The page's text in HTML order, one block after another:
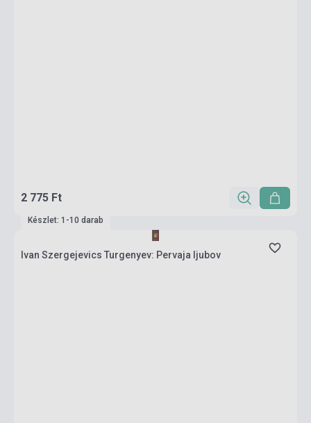
2 775 Ft
Készlet: 1-10 darab
Ivan Szergejevics Turgenyev: Pervaja ljubov